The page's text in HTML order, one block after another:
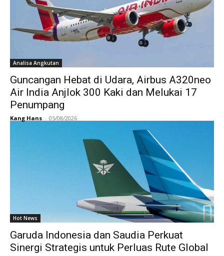
Analisa Angkutan
Guncangan Hebat di Udara, Airbus A320neo
Air India Anjlok 300 Kaki dan Melukai 17
Penumpang
Kang Hans - 05/08/2026
Hot News
Garuda Indonesia dan Saudia Perkuat
Sinergi Strategis untuk Perluas Rute Global